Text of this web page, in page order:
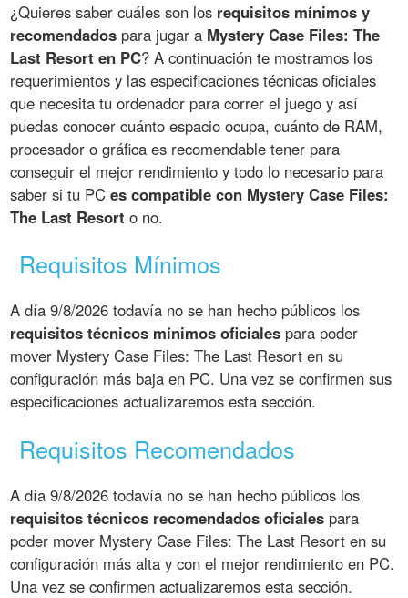
¿Quieres saber cuáles son los requisitos mínimos y
recomendados para jugar a Mystery Case Files: The
Last Resort en PC? A continuación te mostramos los
requerimientos y las especificaciones técnicas oficiales
que necesita tu ordenador para correr el juego y así
puedas conocer cuánto espacio ocupa, cuánto de RAM,
procesador o gráfica es recomendable tener para
conseguir el mejor rendimiento y todo lo necesario para
saber si tu PCes compatible con Mystery Case Files:
The Last Resort o no.
Requisitos Mínimos
A día 9/8/2026 todavía no se han hecho públicos los
requisitos técnicos mínimos oficiales para poder
mover Mystery Case Files: The Last Resort en su
configuración más baja en PC. Una vez se confirmen sus
especificaciones actualizaremos esta sección.
Requisitos Recomendados
A día 9/8/2026 todavía no se han hecho públicos los
requisitos técnicos recomendados oficiales para
poder mover Mystery Case Files: The Last Resort en su
configuración más alta y con el mejor rendimiento en PC.
Una vez se confirmen actualizaremos esta sección.